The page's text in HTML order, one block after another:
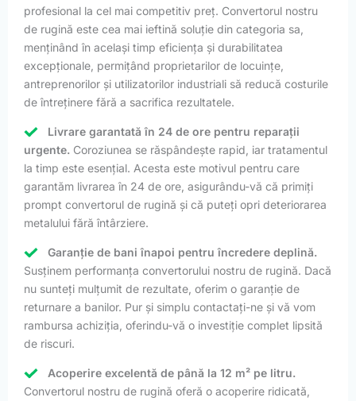
profesional la cel mai competitiv preț. Convertorul nostru
de rugină este cea mai ieftină soluție din categoria sa,
menținând în același timp eficiența și durabilitatea
excepționale, permițând proprietarilor de locuințe,
antreprenorilor și utilizatorilor industriali să reducă costurile
de întreținere fără a sacrifica rezultatele.
Livrare garantată în 24 de ore pentru reparații
urgente. Coroziunea se răspândește rapid, iar tratamentul
la timp este esențial. Acesta este motivul pentru care
garantăm livrarea în 24 de ore, asigurându-vă că primiți
prompt convertorul de rugină și că puteți opri deteriorarea
metalului fără întârziere.
Garanție de bani înapoi pentru încredere deplină.
Susținem performanța convertorului nostru de rugină. Dacă
nu sunteți mulțumit de rezultate, oferim o garanție de
returnare a banilor. Pur și simplu contactați-ne și vă vom
rambursa achiziția, oferindu-vă o investiție complet lipsită
de riscuri.
Acoperire excelentă de până la 12 m² pe litru.
Convertorul nostru de rugină oferă o acoperire ridicată,